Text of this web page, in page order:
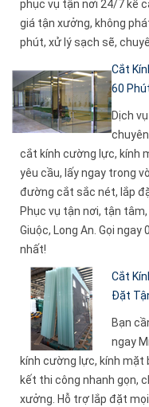
phục vụ tận nơi 24/7 kể
giá tận xưởng, không
phút, xử lý sạch sẽ,
Cắt
60
Dịch
cắt kính cường lực, kính
yêu cầu, lấy ngay trong
đường cắt sắc nét, lắp
Phục vụ tận nơi, tận
Giuộc, Long An. Gọi
nhất!
Cắt
Đặt
Bạn
ngay
kính cường lực, kính mặt
kết thi công nhanh gọn,
xưởng. Hỗ trợ lắp đặt